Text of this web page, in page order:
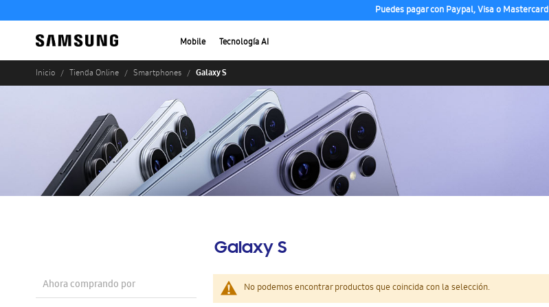
Puedes pagar con Paypal, Visa o Mastercard
Mobile Tecnología AI
Inicio Tienda Online Smartphones Galaxy S
Galaxy S
No podemos encontrar productos que coincida con la selección.
Ahora comprando por